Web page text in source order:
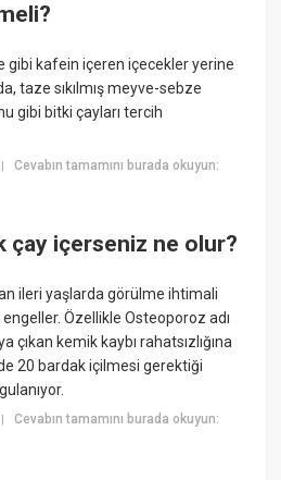
gibi kafein içeren içecekler yerine
taze sıkılmış meyve-sebze
gibi bitki çayları tercih
Cevabın tamamını burada okuyun:
çay içerseniz ne olur?
ileri yaşlarda görülme ihtimali
engeller. Özellikle Osteoporoz adı
çıkan kemik kaybı rahatsızlığına
20 bardak içilmesi gerektiği
Cevabın tamamını burada okuyun: